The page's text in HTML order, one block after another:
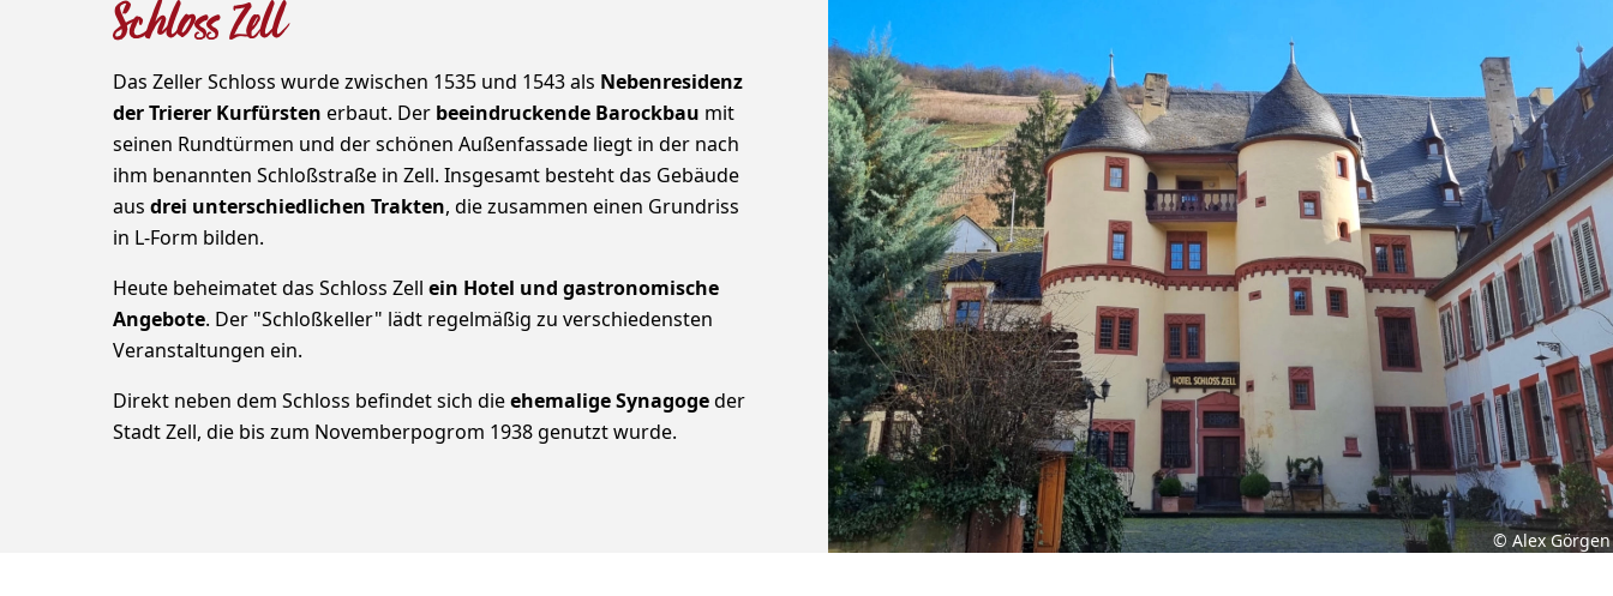
Schloss Zell
Das Zeller Schloss wurde zwischen 1535 und 1543 als Nebenresidenz
der Trierer Kurfürsten erbaut. Der beeindruckende Barockbau mit
seinen Rundtürmen und der schönen Außenfassade liegt in der nach
ihm benannten Schloßstraße in Zell. Insgesamt besteht das Gebäude
aus drei unterschiedlichen Trakten, die zusammen einen Grundriss
in L-Form bilden.
Heute beheimatet das Schloss Zell ein Hotel und gastronomische
Angebote. Der "Schloßkeller" lädt regelmäßig zu verschiedensten
Veranstaltungen ein.
Direkt neben dem Schloss befindet sich dieehemalige Synagogeder
Stadt Zell, die bis zum Novemberpogrom 1938 genutzt wurde.
© Alex Görgen